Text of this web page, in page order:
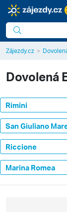
Zájezdy.cz
Dovolená
Rimini
Riccione
Marina Romea